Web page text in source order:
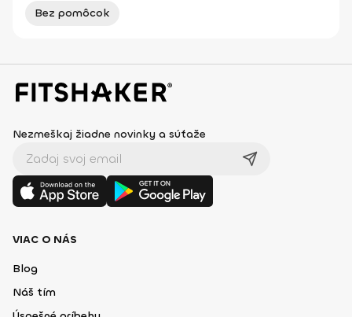
Bez pomôcok
Nezmeškaj žiadne novinky a súťaže
VIAC O NÁS
Blog
Náš tím